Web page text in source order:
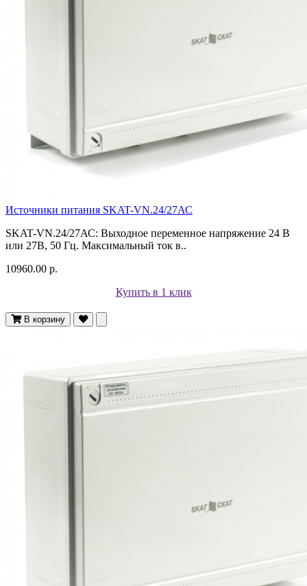
Источники питания SKAT-VN.24/27АС
SKAT-VN.24/27АС: Выходное переменное напряжение 24 В
или 27В, 50 Гц. Максимальный ток в..
10960.00 р.
Купить в 1 клик
В корзину